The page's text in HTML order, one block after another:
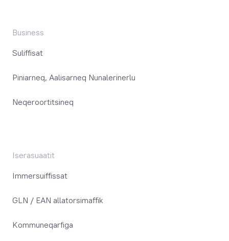
Business
Suliffisat
Piniarneq, Aalisarneq Nunalerinerlu
Neqeroortitsineq
Iserasuaatit
Immersuiffissat
GLN / EAN allatorsimaffik
Kommuneqarfiga